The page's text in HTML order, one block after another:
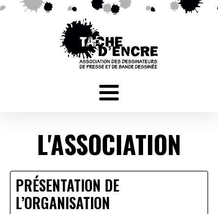
L'ASSOCIATION
PRÉSENTATION DE
L’ORGANISATION